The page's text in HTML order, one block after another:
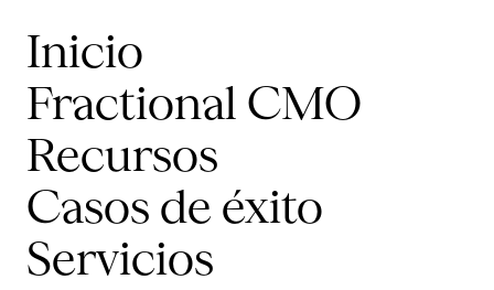
Inicio
Fractional CMO
Recursos
Casos de éxito
Servicios